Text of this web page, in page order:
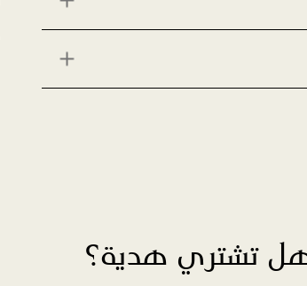
تشتري هدية؟